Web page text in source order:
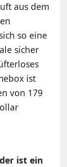
aus dem
so eine
sicher
ist
von 179
ist ein